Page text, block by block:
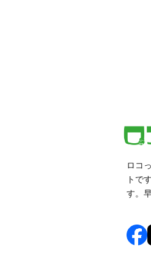
ロコ
トで
す。